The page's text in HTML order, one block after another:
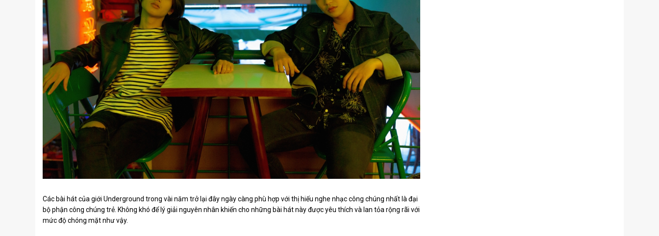
Các bài hát của giới Underground trong vài năm trở lại đây ngày càng phù hợp với thị hiếu nghe nhạc công chúng nhất là đại
bộ phận công chúng trẻ. Không khó để lý giải nguyên nhân khiến cho những bài hát này được yêu thích và lan tỏa rộng rãi với
mức độ chóng mặt như vậy.